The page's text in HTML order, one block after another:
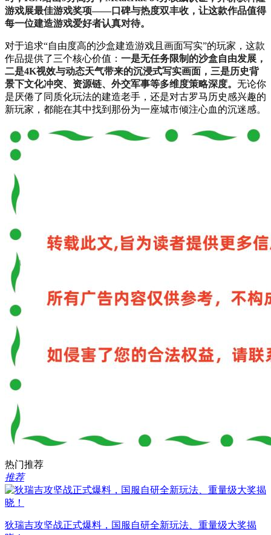
游戏展最佳游戏奖项——口碑与热度双丰收，让这款作品值得
每一位建造游戏爱好者认真对待。
对于追求“自由度高的沙盒建造游戏且画面写实”的玩家，这款
作品提供了三个核心价值： 一是无任务限制的沙盒自由发展，
二是4K视效与动态天气带来的沉浸式写实画面，三是历史背
景下文化冲突、资源链、外交军事等多维度策略深度。 无论你
是厌倦了同质化玩法的建造老手，还是对古罗马历史感兴趣的
新玩家，都能在其中找到那份为一座城市倾注心血的沉迷感。
热门推荐
推荐
狄瑞吉攻坚战正式爆料，国服自研全新玩法、重量级大奖揭